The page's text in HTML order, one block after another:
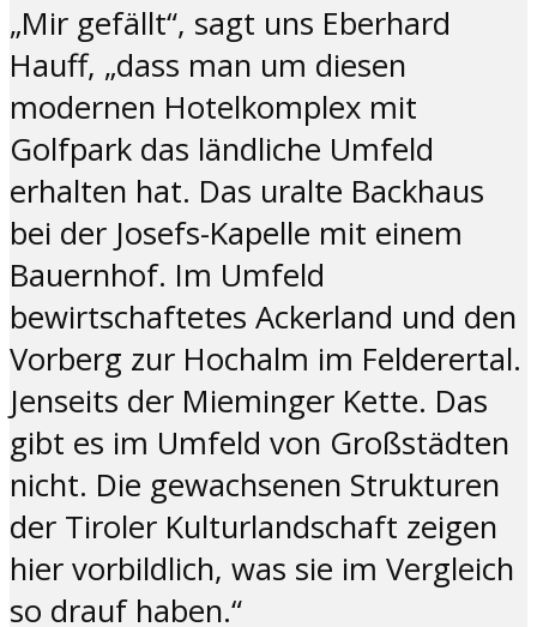
„Mir gefällt“, sagt uns Eberhard
Hauff, „dass man um diesen
modernen Hotelkomplex mit
Golfpark das ländliche Umfeld
erhalten hat. Das uralte Backhaus
bei der Josefs-Kapelle mit einem
Bauernhof. Im Umfeld
bewirtschaftetes Ackerland und den
Vorberg zur Hochalm im Felderertal.
Jenseits der Mieminger Kette. Das
gibt es im Umfeld von Großstädten
nicht. Die gewachsenen Strukturen
der Tiroler Kulturlandschaft zeigen
hier vorbildlich, was sie im Vergleich
so drauf haben.“